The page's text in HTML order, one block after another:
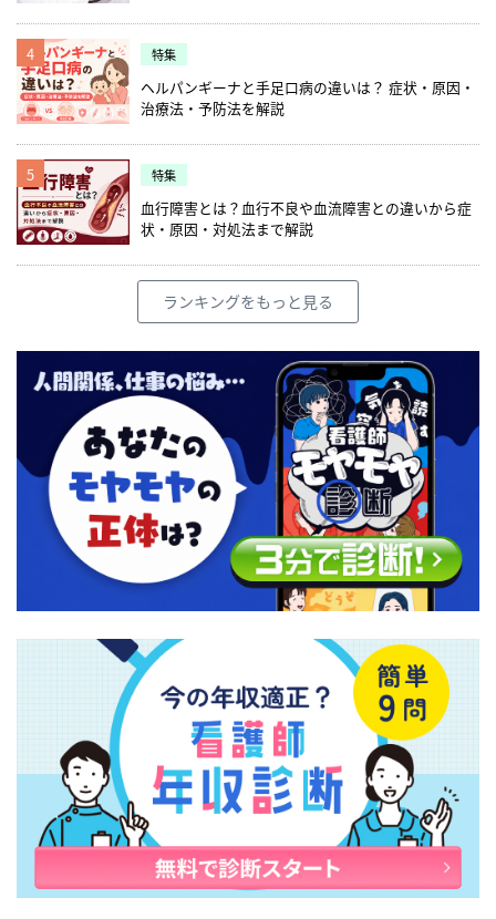
務め、リサーチ・コンサルティングとして、
大手不動産企業新規商業施設戦略／大手GMS
のシニア向け売り場企画／大手百貨店の高齢
者向けサービス・婦人服企画等を多数行う。
活動にはNHK 総合 「首都圏情報ネタド
ラトリアムおじさんだ！」（ダイヤモンド
社）編著他、企業・自治体での講演多数。 採
用と定着についてもっと知りたい方は、こち
らの特集記事をご覧ください。
す。詳しくはこちらの取材記事をご覧くださ
い。地域に選ばれる訪問看護ステーションに
なる（牧田総合病院 地域支えあいセンタ
ー 澤登久雄） こうした関わりで地域からの
信頼度もアップし、地域に根付いたステーシ
険サービス以外に地域での活動がしたい方の
をすること」と佐渡本さんは言います。仮に
しまうからです。 そのためには、適切な対策
が必要になります。発熱者の訪問に個人防護
清潔管理の限界があるかもしれませんが、個
人防護具を身につけていても、対応に不備が
あるとウイルスが付着してしまう可能性があ
ります。 感染管理認定看護師ならではの新型
コロナウイルス感染症への具体的な感染管理
アドバイスについて、詳しくはこちらの取材
記事をご覧ください。 感染管理認定看護師に
聞く、新型コロナの感染対策(テンハート訪問
看護ステーション 佐渡本琢也) どの訪問看
護ステーションも、苦しい状況の中で訪問し
続けてくださっていると思います。この特集
が、新型コロナウイルスの猛威を乗り切って
いくためのヒントとなれば幸いです。 またツ
ールには感染症のマニュアルも準備しており
ますので、こちらも合わせてご活用下さい。
4 特集
ヘルパンギーナと手足口病の違いは？ 症状・原因・
治療法・予防法を解説
5 特集
血行障害とは？血行不良や血流障害との違いから症
状・原因・対処法まで解説
ランキングをもっと見る